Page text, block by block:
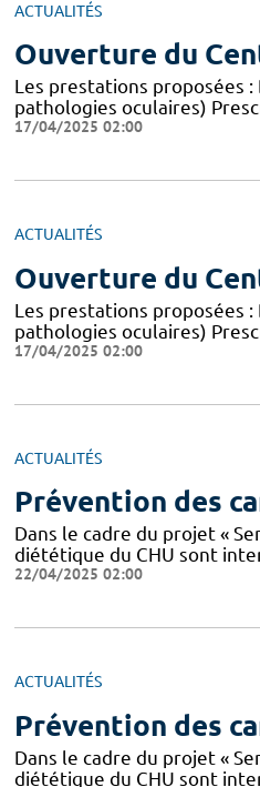
ACTUALITÉS
Ouverture du
Les prestations proposées
pathologies oculaires)
17/04/2025 02:00
ACTUALITÉS
Ouverture du
Les prestations proposées
pathologies oculaires)
17/04/2025 02:00
ACTUALITÉS
Prévention des
Dans le cadre du projet «
diététique du CHU sont
22/04/2025 02:00
ACTUALITÉS
Prévention des
Dans le cadre du projet «
diététique du CHU sont